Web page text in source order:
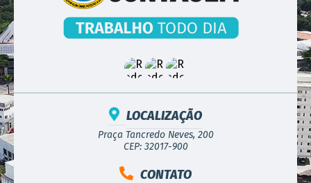
LOCALIZAÇÃO
Praça Tancredo Neves, 200
CEP: 32017-900
CONTATO